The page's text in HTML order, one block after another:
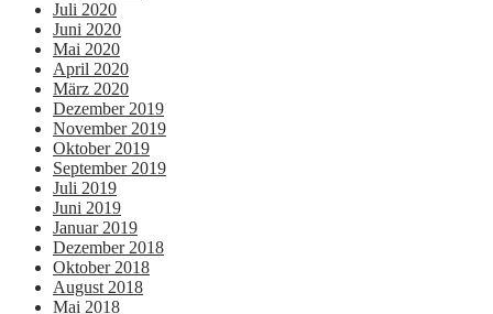
Juli 2020
Juni 2020
Mai 2020
April 2020
März 2020
Dezember 2019
November 2019
Oktober 2019
September 2019
Juli 2019
Juni 2019
Januar 2019
Dezember 2018
Oktober 2018
August 2018
Mai 2018